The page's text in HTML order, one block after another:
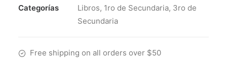
Categorías
Libros, 1ro de Secundaria, 3ro de
Secundaria
Free shipping on all orders over $50